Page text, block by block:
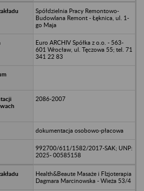
Spółdzielnia Pracy Remontowo-
Budowlana Remont - Łęknica, ul. 1-
go Maja
Euro ARCHIV Spółka z o.o. - 563-
601 Wrocław, ul. Tęczowa 55; tel. 71
341 22 83
2086-2007
dokumentacja osobowo-płacowa
992700/611/1582/2017-SAK; UNP:
2025- 00585158
Health&Beaute Masaże i FIzjoterapia
Dagmara Marcinowska - Wieża 53/4